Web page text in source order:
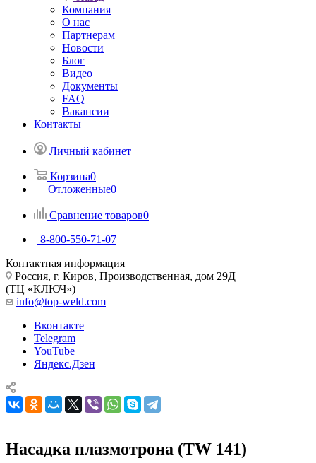
Компания
О нас
Партнерам
Новости
Блог
Видео
Документы
FAQ
Вакансии
Контакты
Личный кабинет
Корзина0
Отложенные0
Сравнение товаров0
8-800-550-71-07
Контактная информация
Россия, г. Киров, Производственная, дом 29Д
(ТЦ «КЛЮЧ»)
info@top-weld.com
Вконтакте
Telegram
YouTube
Яндекс.Дзен
Насадка плазмотрона (TW 141)